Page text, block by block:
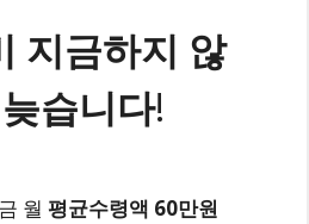
지금하지 않
습니다!
월 평균수령액 60만원